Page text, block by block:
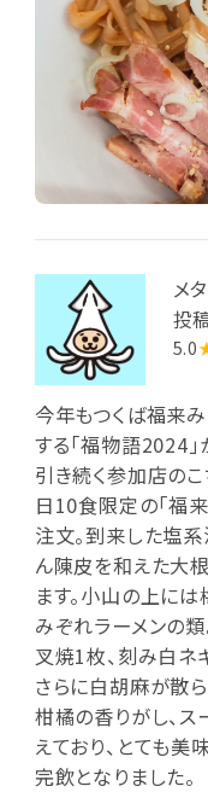
メ
投
5.0
今年もつくば福来
する「福物語2024
引き続く参加店の
日10食限定の「福
注文。到来した塩
ん陳皮を和えた大
ます。小山の上に
みぞれラーメンの
叉焼1枚、刻み白ネ
さらに白胡麻が散
柑橘の香りがし、
えており、とても美
完飲となりました。